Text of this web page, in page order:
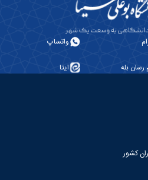
واتساپ
رسان بله ایتا
کشور